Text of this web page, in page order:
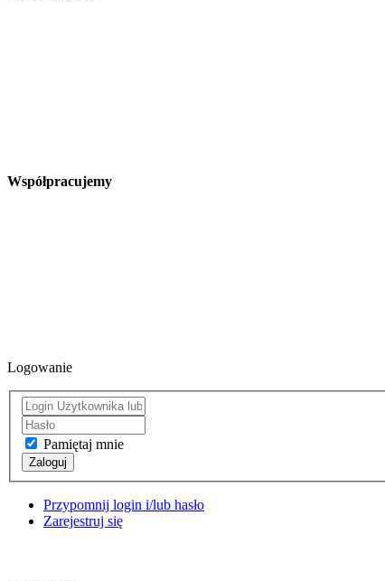
Współpracujemy
Logowanie
Pamiętaj mnie
Zaloguj
Przypomnij login i/lub hasło
Zarejestruj się